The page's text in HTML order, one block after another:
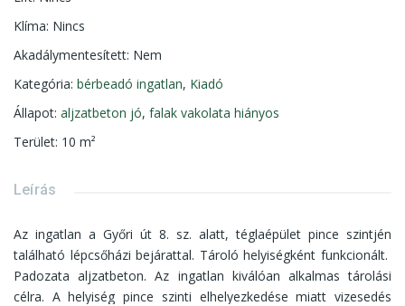
Klíma: Nincs
Akadálymentesített: Nem
Kategória: bérbeadó ingatlan, Kiadó
Állapot: aljzatbeton jó, falak vakolata hiányos
Terület: 10 m²
Leírás
Az ingatlan a Győri út 8. sz. alatt, téglaépület pince szintjén
található lépcsőházi bejárattal. Tároló helyiségként funkcionált.
Padozata aljzatbeton. Az ingatlan kiválóan alkalmas tárolási
célra. A helyiség pince szinti elhelyezkedése miatt vizesedés